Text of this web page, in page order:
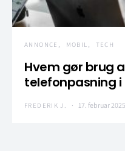
ANNONCE MOBIL TECH
Hvem gør brug
telefonpasning i
FREDERIK J. 17. februar 2025